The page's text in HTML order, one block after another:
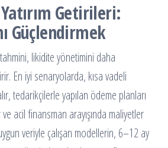
Getirileri:
Güçlendirmek
likidite yönetimini daha
En iyi senaryolarda, kısa vadeli
tedarikçilerle yapılan ödeme planları
acil finansman arayışında maliyetler
veriyle çalışan modellerin, 6–12 ay